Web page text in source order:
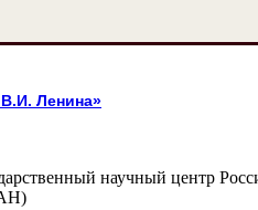
Ленина»
научный центр